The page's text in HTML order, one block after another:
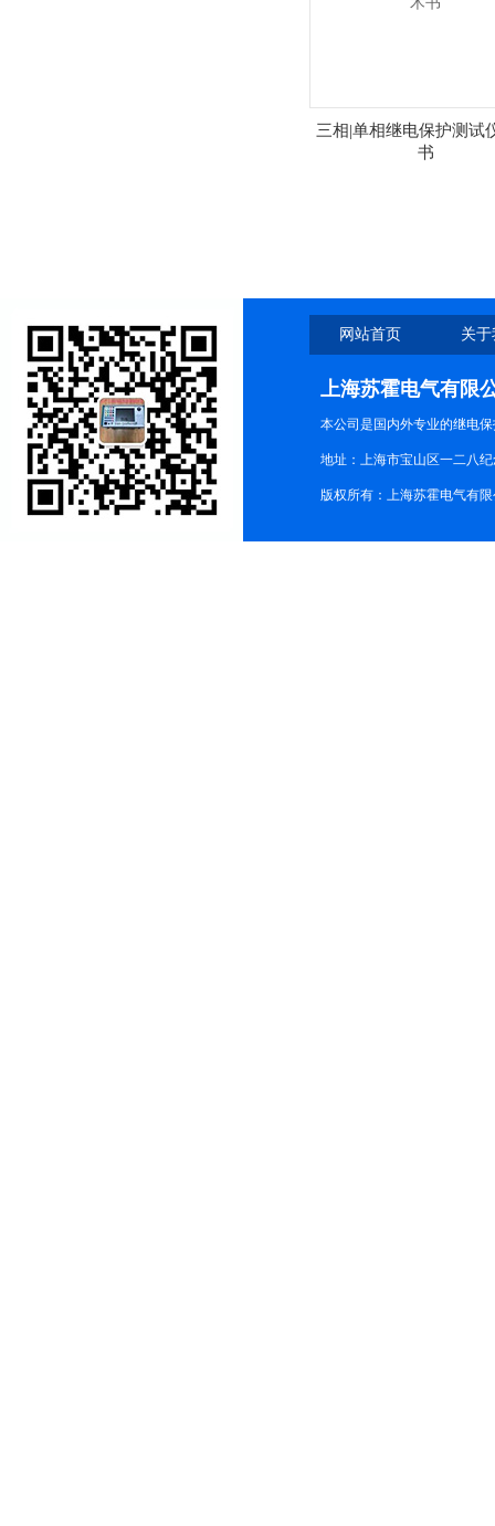
三相|单相继电保护测试
书
网站首页 关
上海苏霍电气有限
本公司是国内外专业的继电
地址：上海市宝山区一二八纪
版权所有：上海苏霍电气有